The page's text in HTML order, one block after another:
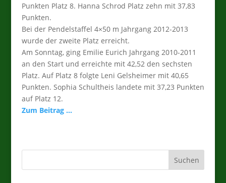
Punkten Platz 8. Hanna Schrod Platz zehn mit 37,83
Punkten.
Bei der Pendelstaffel 4×50 m Jahrgang 2012-2013
wurde der zweite Platz erreicht.
Am Sonntag, ging Emilie Eurich Jahrgang 2010-2011
an den Start und erreichte mit 42,52 den sechsten
Platz. Auf Platz 8 folgte Leni Gelsheimer mit 40,65
Punkten. Sophia Schultheis landete mit 37,23 Punkten
auf Platz 12.
Zum Beitrag …